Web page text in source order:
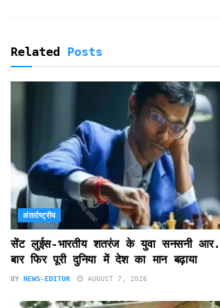
Related Posts
अंतर्राष्ट्रीय
सेंट लुईस-भारतीय शतरंज के युवा सनसनी आर.
बार फिर पूरी दुनिया में देश का मान बढ़ाया
BY NEWS-EDITOR AUGUST 7, 2026